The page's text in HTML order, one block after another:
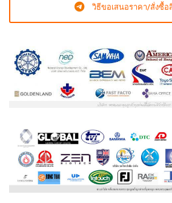
วิธีขอเสนอราคา/สั่งซื้อ